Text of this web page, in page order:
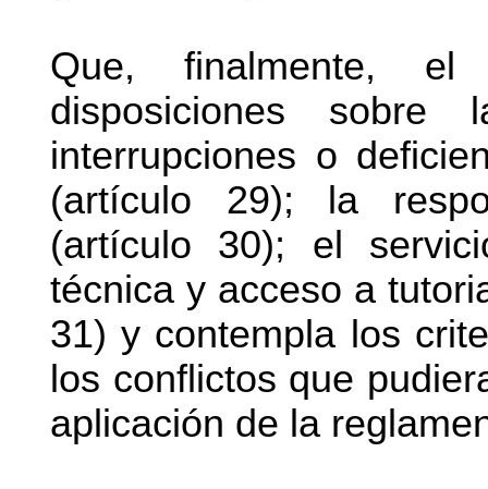
Que, finalmente, el
disposiciones sobre
interrupciones o
(artículo 29); la
(artículo 30); el
técnica y acceso a
31) y contempla los
los conflictos que
aplicación de la